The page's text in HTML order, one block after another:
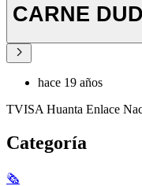
CARNE
hace 19 años
TVISA Huanta Enlace
Categoría
🗞